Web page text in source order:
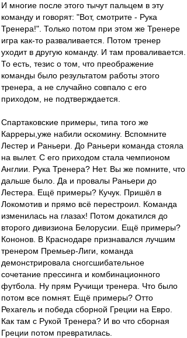
И многие после этого тычут пальцем в эту
команду и говорят: "Вот, смотрите - Рука
Тренера!". Только потом при этом же Тренере
игра как-то разваливается. Потом тренер
уходит в другую команду. И там проваливается.
То есть, тезис о том, что преображение
команды было результатом работы этого
тренера, а не случайно совпало с его
приходом, не подтверждается.
Спартаковские примеры, типа того же
Карреры,уже набили оскомину. Вспомните
Лестер и Раньери. До Раньери команда стояла
на вылет. С его приходом стала чемпионом
Англии. Рука Тренера? Нет. Вы же помните, что
дальше было. Да и провалы Раньери до
Лестера. Ещё примеры? Кучук. Пришёл в
Локомотив и прямо всё перестроил. Команда
изменилась на глазах! Потом докатился до
второго дивизиона Белорусии. Ещё примеры?
Кононов. В Краснодаре признавался лучшим
тренером Премьер-Лиги, команда
демонстрировала сногсшибательное
сочетание прессинга и комбинационного
футбола. Ну прям Ручищи тренера. Что было
потом все помнят. Ещё примеры? Отто
Рехагель и победа сборной Греции на Евро.
Как там с Рукой Тренера? И во что сборная
Греции потом превратилась.